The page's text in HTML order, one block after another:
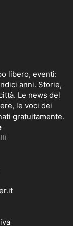
libero, eventi:
anni. Storie,
Le news del
le voci dei
gratuitamente.